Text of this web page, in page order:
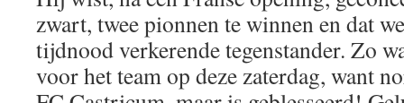
zwart, twee pionnen te winnen en dat
tijdnood verkerende tegenstander. Zo
voor het team op deze zaterdag, want